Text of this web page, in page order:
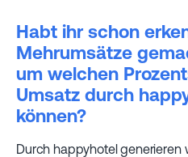
Habt ihr schon
Mehrumsätze
um welchen
Umsatz durch
können?
Durch happyhotel generieren